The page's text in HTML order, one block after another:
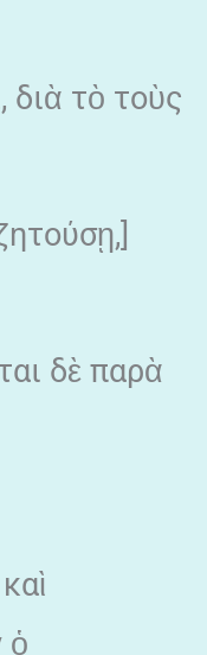
τὸ τοὺς
δὲ παρὰ
ὁ